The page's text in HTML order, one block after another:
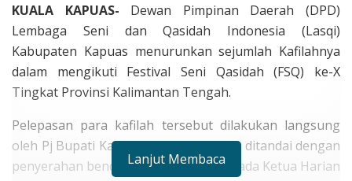
KUALA KAPUAS- Dewan Pimpinan Daerah (DPD)
Lembaga Seni dan Qasidah Indonesia (Lasqi)
Kabupaten Kapuas menurunkan sejumlah Kafilahnya
dalam mengikuti Festival Seni Qasidah (FSQ) ke-X
Tingkat Provinsi Kalimantan Tengah.
Pelepasan para kafilah tersebut dilakukan langsung
oleh Pj Bupati Kapuas Erlin Hardi yang ditandai dengan
penyerahan bendera dari dirinnya kepada Ketua Harian
Lanjut Membaca